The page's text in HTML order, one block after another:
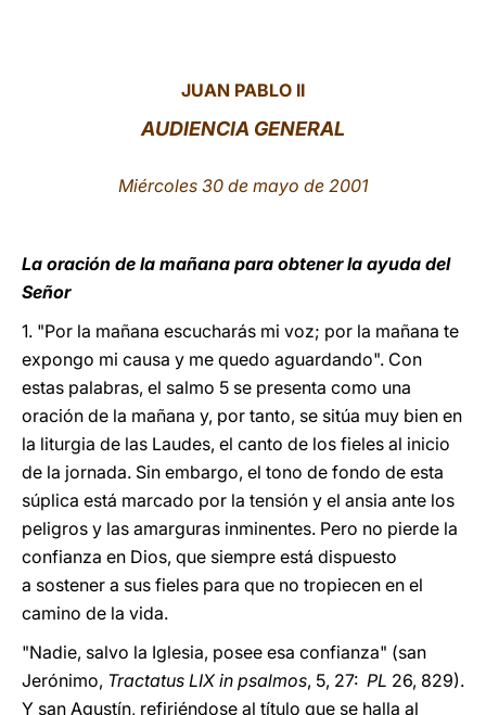
JUAN PABLO II
AUDIENCIA GENERAL
Miércoles 30 de mayo de 2001
La oración de la mañana para obtener la ayuda del
Señor
1. "Por la mañana escucharás mi voz; por la mañana te
expongo mi causa y me quedo aguardando". Con
estas palabras, el salmo 5 se presenta como una
oración de la mañana y, por tanto, se sitúa muy bien en
la liturgia de las Laudes, el canto de los fieles al inicio
de la jornada. Sin embargo, el tono de fondo de esta
súplica está marcado por la tensión y el ansia ante los
peligros y las amarguras inminentes. Pero no pierde la
confianza en Dios, que siempre está dispuesto
a sostener a sus fieles para que no tropiecen en el
camino de la vida.
"Nadie, salvo la Iglesia, posee esa confianza" (san
Jerónimo, Tractatus LIX in psalmos, 5, 27: PL 26, 829).
Y san Agustín, refiriéndose al título que se halla al